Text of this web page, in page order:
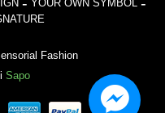
YOUR OWN SYMBOL
Fashion
Sapo